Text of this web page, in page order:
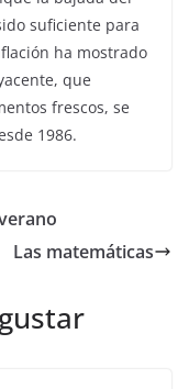
suficiente para
ha mostrado
que
frescos, se
1986.
Las matemáticas